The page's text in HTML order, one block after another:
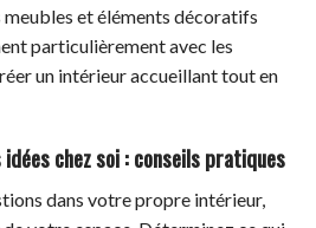
et éléments décoratifs
particulièrement avec les
un intérieur accueillant tout en
chez soi : conseils pratiques
dans votre propre intérieur,